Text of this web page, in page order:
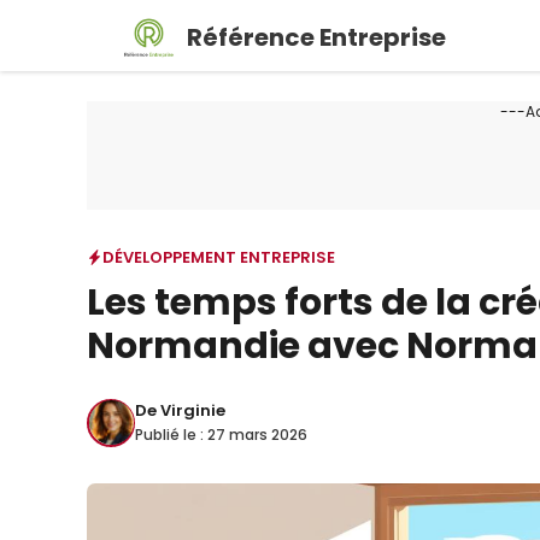
contenu
Référence Entreprise
---
DÉVELOPPEMENT ENTREPRISE
Les temps forts de la
Normandie avec
DeVirginie
Publié le : 27 mars 2026